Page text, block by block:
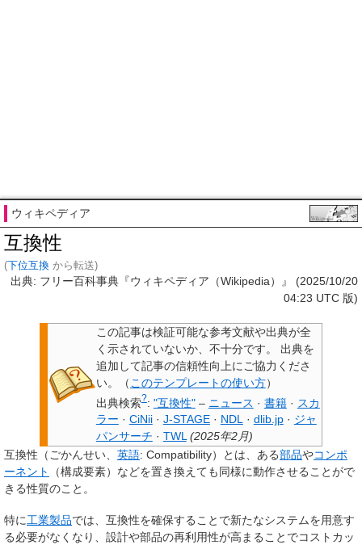
ウィキペディア
互換性
(下位互換 から転送)
出典: フリー百科事典『ウィキペディア（Wikipedia）』 (2025/10/20
04:23 UTC 版)
この記事は検証可能な参考文献や出典が全
く示されていないか、不十分です。
出典を
追加して記事の信頼性向上にご協力くださ
い。
（ このテンプレートの使い方）
出典検索?: "互換性"– ニュース · 書籍 · スカ
ラー · CiNii · J-STAGE · NDL · dlib.jp · ジャ
パンサーチ · TWL (2025年2月)
互換性 （ごかんせい、 英語: Compatibility）とは、ある部品やコンポ
ーネント
（構成要素）などを置き換えても同様に動作させることがで
きる性質のこと。
特に工業製品では、互換性を確保することで新たなシステムを用意す
る必要がなくなり、設計や部品の再利用性が高まることでコストカッ